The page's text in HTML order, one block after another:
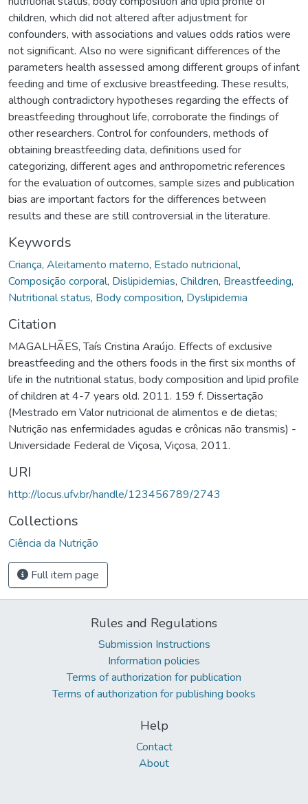
children, which did not altered after adjustment for
confounders, with associations and values odds ratios were
not significant. Also no were significant differences of the
parameters health assessed among different groups of infant
feeding and time of exclusive breastfeeding. These results,
although contradictory hypotheses regarding the effects of
breastfeeding throughout life, corroborate the findings of
other researchers. Control for confounders, methods of
obtaining breastfeeding data, definitions used for
categorizing, different ages and anthropometric references
for the evaluation of outcomes, sample sizes and publication
bias are important factors for the differences between
results and these are still controversial in the literature.
Keywords
Criança, Aleitamento materno, Estado nutricional,
Composição corporal, Dislipidemias, Children, Breastfeeding,
Nutritional status, Body composition, Dyslipidemia
Citation
MAGALHÃES, Taís Cristina Araújo. Effects of exclusive
breastfeeding and the others foods in the first six months of
life in the nutritional status, body composition and lipid profile
of children at 4-7 years old. 2011. 159 f. Dissertação
(Mestrado em Valor nutricional de alimentos e de dietas;
Nutrição nas enfermidades agudas e crônicas não transmis) -
Universidade Federal de Viçosa, Viçosa, 2011.
URI
http://locus.ufv.br/handle/123456789/2743
Collections
Ciência da Nutrição
Full item page
Rules and Regulations
Submission Instructions
Information policies
Terms of authorization for publication
Terms of authorization for publishing books
Help
Contact
About